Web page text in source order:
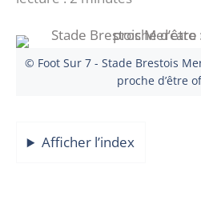
© Foot Sur 7 - Stade Brestois
proche d’être
Afficher l’index